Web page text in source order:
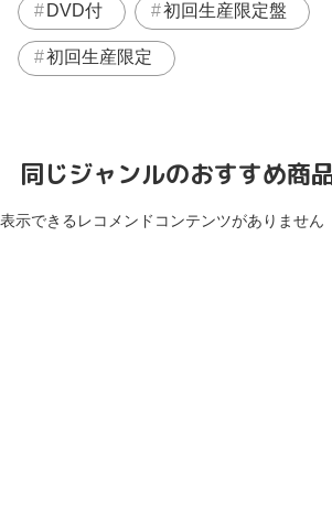
DVD付 初回生産限定盤
初回生産限定
同じジャンルのおすすめ商
表示できるレコメンドコンテンツがありません